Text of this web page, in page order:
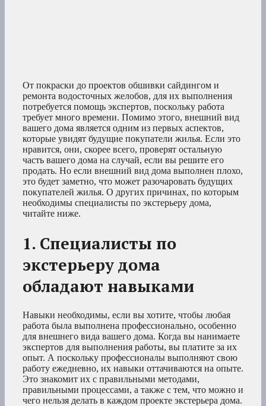
От покраски до проектов обшивки сайдингом и
ремонта водосточных желобов, для их выполнения
потребуется помощь экспертов, поскольку работа
требует много времени. Помимо этого, внешний вид
вашего дома является одним из первых аспектов,
которые увидят будущие покупатели жилья. Если это
нравится, они, скорее всего, проверят остальную
часть вашего дома на случай, если вы решите его
продать. Но если внешний вид дома выполнен плохо,
это будет заметно, что может разочаровать будущих
покупателей жилья. О других причинах, по которым
необходимы специалисты по экстерьеру дома,
читайте ниже.
1. Специалисты по
экстерьеру дома
обладают навыками
Навыки необходимы, если вы хотите, чтобы любая
работа была выполнена профессионально, особенно
для внешнего вида вашего дома. Когда вы нанимаете
экспертов для выполнения работы, вы платите за их
опыт. А поскольку профессионалы выполняют свою
работу ежедневно, их навыки оттачиваются на опыте.
Это знакомит их с правильными методами,
правильными процессами, а также с тем, что можно и
чего нельзя делать в каждом проекте экстерьера дома.